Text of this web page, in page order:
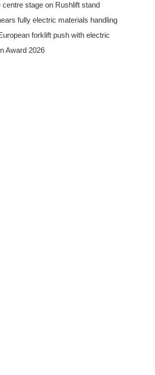
stage on Rushlift stand
fully electric materials handling
forklift push with electric
Award 2026